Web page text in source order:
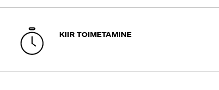
KIIR TOIMETAMINE